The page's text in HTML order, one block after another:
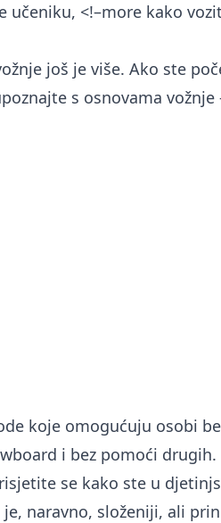
učeniku, <!–more kako
još je više. Ako ste
s osnovama vožnje
koje omogućuju osobi
i bez pomoći drugih.
se kako ste u
naravno, složeniji, ali